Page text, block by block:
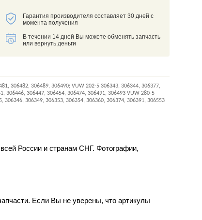
Гарантия производителя составляет 30 дней с
момента получения
В течении 14 дней Вы можете обменять запчасть
или вернуть деньги
306482, 306489, 306490; VUW 202-5 306343, 306344, 306377,
306446, 306447, 306454, 306474, 306491, 306493 VUW 280-5
306349, 306353, 306354, 306360, 306374, 306391, 306553
России и странам СНГ. Фотографии,
Если Вы не уверены, что артикулы